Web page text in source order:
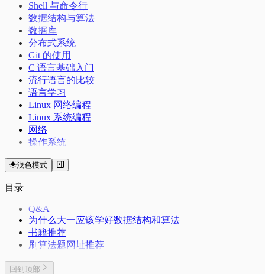
Shell 与命令行
数据结构与算法
数据库
分布式系统
Git 的使用
C 语言基础入门
流行语言的比较
语言学习
Linux 网络编程
Linux 系统编程
网络
操作系统
浅色模式
目录
Q&A
为什么大一应该学好数据结构和算法
书籍推荐
刷算法题网址推荐
回到顶部